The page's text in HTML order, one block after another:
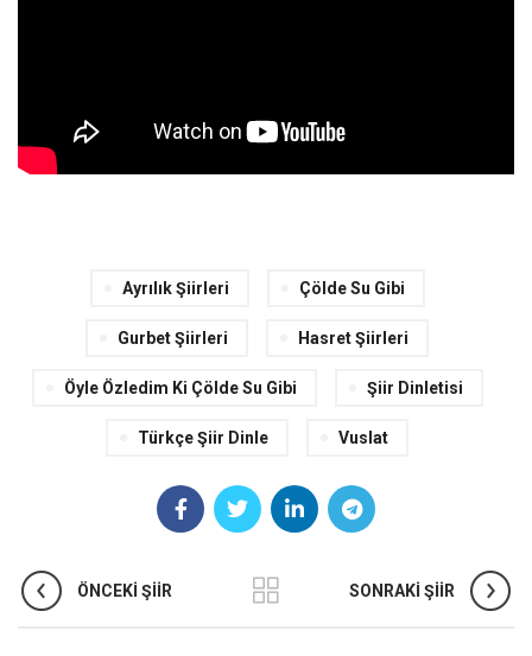
Ayrılık Şiirleri Çölde Su Gibi
Gurbet Şiirleri Hasret Şiirleri
Öyle Özledim Ki Çölde Su Gibi Şiir Dinletisi
Türkçe Şiir Dinle Vuslat
ÖNCEKI ŞIIR SONRAKI ŞIIR